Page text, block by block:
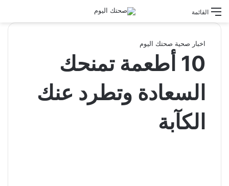
القائمة
اخبار صحية صحتك اليوم
10 أطعمة تمنحك
السعادة وتطرد عنك
الكآبة